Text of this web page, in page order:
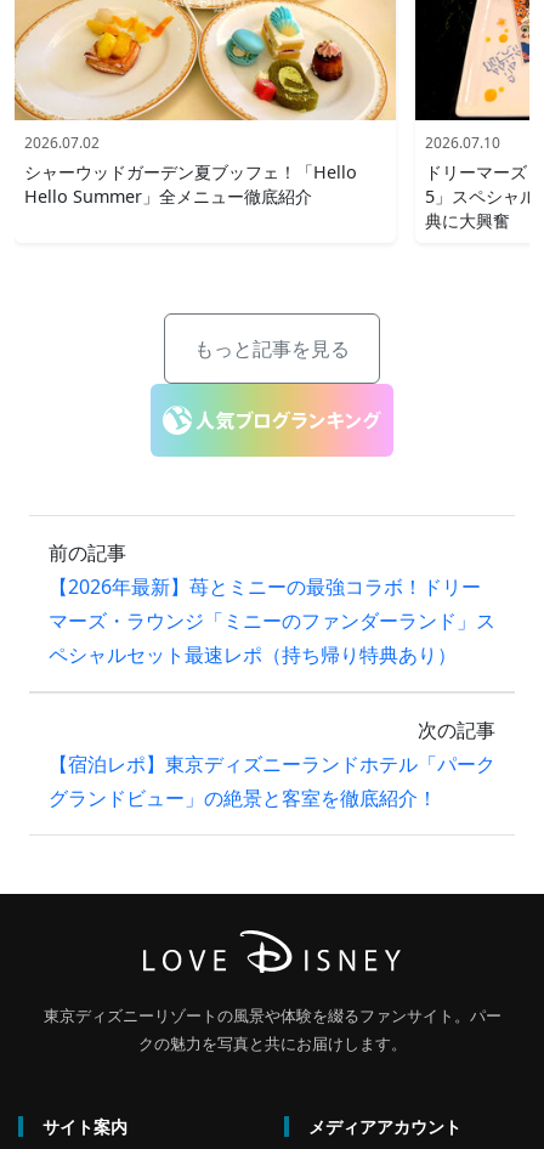
2026.07.02
シャーウッドガーデン夏ブッフェ！「Hello
Hello Summer」全メニュー徹底紹介
2026.07.10
ドリーマーズ
5」スペシャル
典に大興奮
もっと記事を見る
前の記事
【2026年最新】苺とミニーの最強コラボ！ドリー
マーズ・ラウンジ「ミニーのファンダーランド」ス
ペシャルセット最速レポ（持ち帰り特典あり）
次の記事
【宿泊レポ】東京ディズニーランドホテル「パーク
グランドビュー」の絶景と客室を徹底紹介！
東京ディズニーリゾートの風景や体験を綴るファンサイト。パー
クの魅力を写真と共にお届けします。
サイト案内 メディアアカウント